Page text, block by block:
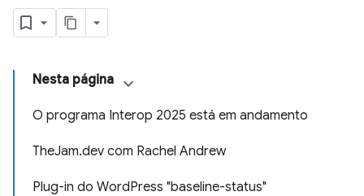
Nesta página
O programa Interop 2025 está em andamento
TheJam.dev com Rachel Andrew
Plug-in do WordPress "baseline-status"